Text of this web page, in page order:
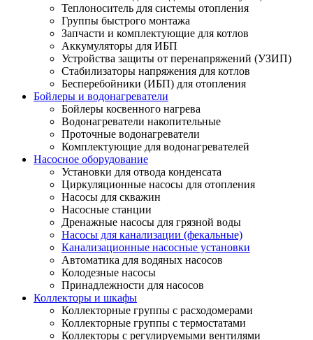
Теплоноситель для системы отопления
Группы быстрого монтажа
Запчасти и комплектующие для котлов
Аккумуляторы для ИБП
Устройства защиты от перенапряжений (УЗИП)
Стабилизаторы напряжения для котлов
Бесперебойники (ИБП) для отопления
Бойлеры и водонагреватели
Бойлеры косвенного нагрева
Водонагреватели накопительные
Проточные водонагреватели
Комплектующие для водонагревателей
Насосное оборудование
Установки для отвода конденсата
Циркуляционные насосы для отопления
Насосы для скважин
Насосные станции
Дренажные насосы для грязной воды
Насосы для канализации (фекальные)
Канализационные насосные установки
Автоматика для водяных насосов
Колодезные насосы
Принадлежности для насосов
Коллекторы и шкафы
Коллекторные группы с расходомерами
Коллекторные группы с термостатами
Коллекторы с регулируемыми вентилями